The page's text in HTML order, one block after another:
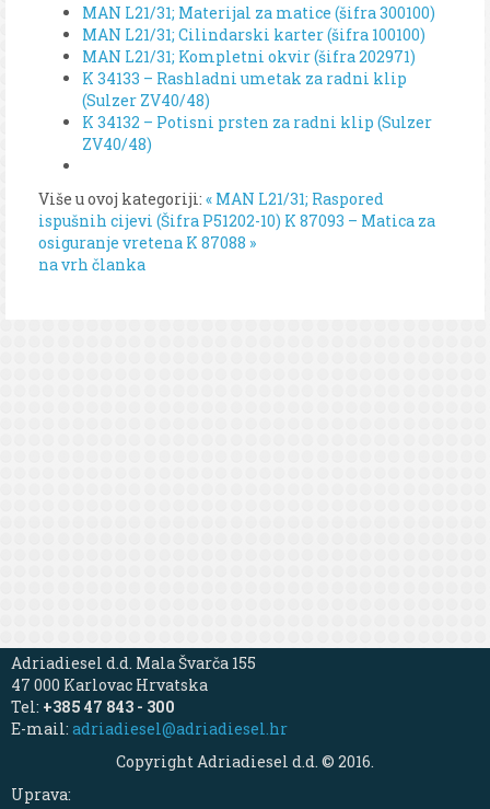
MAN L21/31; Materijal za matice (šifra 300100)
MAN L21/31; Cilindarski karter (šifra 100100)
MAN L21/31; Kompletni okvir (šifra 202971)
K 34133 – Rashladni umetak za radni klip
(Sulzer ZV40/48)
K 34132 – Potisni prsten za radni klip (Sulzer
ZV40/48)
Više u ovoj kategoriji: « MAN L21/31; Raspored
ispušnih cijevi (Šifra P51202-10) K 87093 – Matica za
osiguranje vretena K 87088 »
na vrh članka
Adriadiesel d.d. Mala Švarča 155
47 000 Karlovac Hrvatska
Tel: +385 47 843 - 300
E-mail: adriadiesel@adriadiesel.hr
Copyright Adriadiesel d.d. © 2016.
Uprava: